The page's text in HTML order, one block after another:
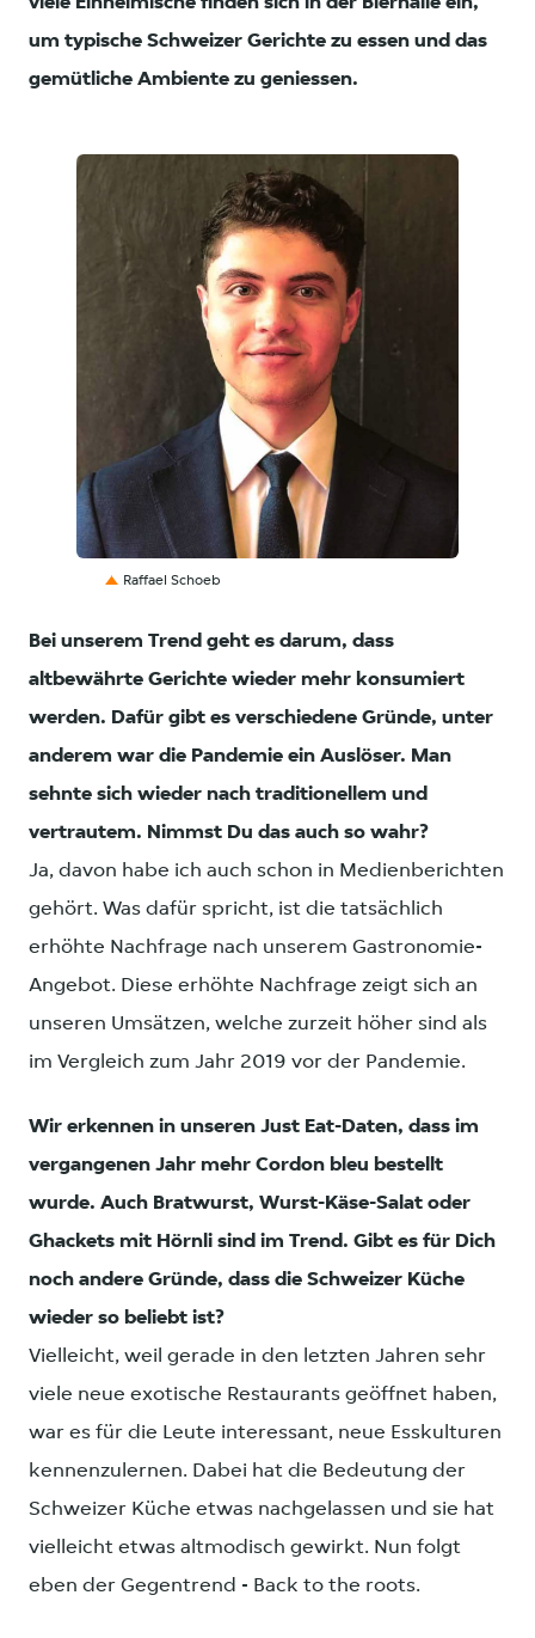
um typische Schweizer Gerichte zu essen und das
gemütliche Ambiente zu geniessen.
Raffael Schoeb
Bei unserem Trend geht es darum, dass
altbewährte Gerichte wieder mehr konsumiert
werden. Dafür gibt es verschiedene Gründe, unter
anderem war die Pandemie ein Auslöser. Man
sehnte sich wieder nach traditionellem und
vertrautem. Nimmst Du das auch so wahr?
Ja, davon habe ich auch schon in Medienberichten
gehört. Was dafür spricht, ist die tatsächlich
erhöhte Nachfrage nach unserem Gastronomie-
Angebot. Diese erhöhte Nachfrage zeigt sich an
unseren Umsätzen, welche zurzeit höher sind als
im Vergleich zum Jahr 2019 vor der Pandemie.
Wir erkennen in unseren Just Eat-Daten, dass im
vergangenen Jahr mehr Cordon bleu bestellt
wurde. Auch Bratwurst, Wurst-Käse-Salat oder
Ghackets mit Hörnli sind im Trend. Gibt es für Dich
noch andere Gründe, dass die Schweizer Küche
wieder so beliebt ist?
Vielleicht, weil gerade in den letzten Jahren sehr
viele neue exotische Restaurants geöffnet haben,
war es für die Leute interessant, neue Esskulturen
kennenzulernen. Dabei hat die Bedeutung der
Schweizer Küche etwas nachgelassen und sie hat
vielleicht etwas altmodisch gewirkt. Nun folgt
eben der Gegentrend - Back to the roots.